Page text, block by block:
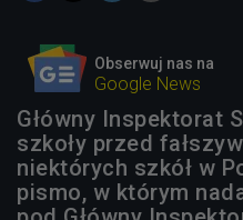
Obserwuj nas na
Google News
Główny Inspektorat
szkoły przed
niektórych szkół w
pismo, w którym